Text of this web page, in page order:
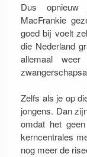
Dus
MacFrankie
goed bij voelt
die Nederland
allemaal
Zelfs als je op
jongens. Dan
omdat het
kerncentrales
nog meer de